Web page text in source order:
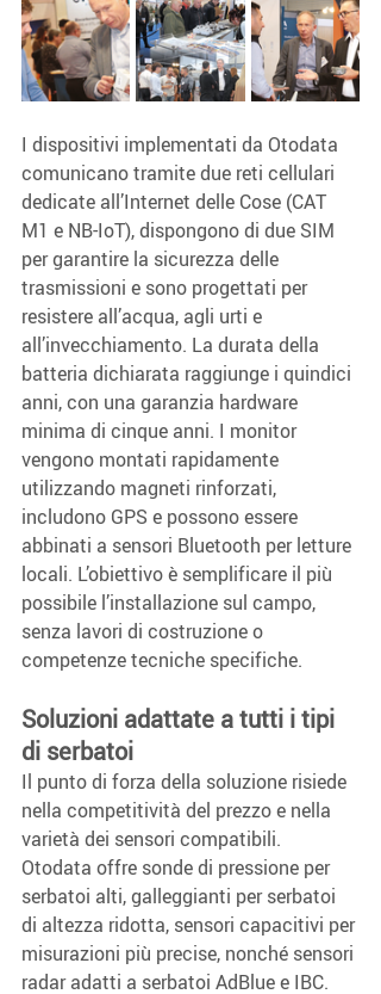
I dispositivi implementati da Otodata
comunicano tramite due reti cellulari
dedicate all’Internet delle Cose (CAT
M1 e NB-IoT), dispongono di due SIM
per garantire la sicurezza delle
trasmissioni e sono progettati per
resistere all’acqua, agli urti e
all’invecchiamento. La durata della
batteria dichiarata raggiunge i quindici
anni, con una garanzia hardware
minima di cinque anni. I monitor
vengono montati rapidamente
utilizzando magneti rinforzati,
includono GPS e possono essere
abbinati a sensori Bluetooth per letture
locali. L’obiettivo è semplificare il più
possibile l’installazione sul campo,
senza lavori di costruzione o
competenze tecniche specifiche.
Soluzioni adattate a tutti i tipi
di serbatoi
Il punto di forza della soluzione risiede
nella competitività del prezzo e nella
varietà dei sensori compatibili.
Otodata offre sonde di pressione per
serbatoi alti, galleggianti per serbatoi
di altezza ridotta, sensori capacitivi per
misurazioni più precise, nonché sensori
radar adatti a serbatoi AdBlue e IBC.